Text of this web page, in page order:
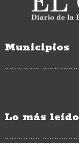
Municipios
Lo más leído